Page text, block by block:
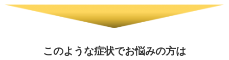
このような症状でお悩みの方は